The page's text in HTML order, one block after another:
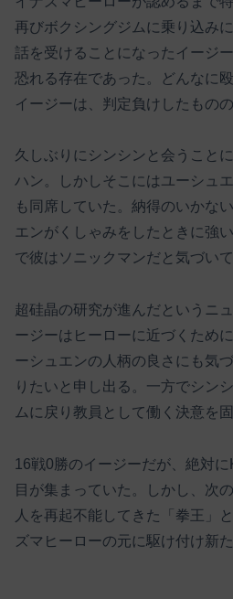
再びボクシングジムに乗り込み
話を受けることになったイージ
恐れる存在であった。どんなに
イージーは、判定負けしたもの
久しぶりにシンシンと会うこと
ハン。しかしそこにはユーシュ
も同席していた。納得のいかな
エンがくしゃみをしたときに強
で彼はソニックマンだと気づいて
超硅晶の研究が進んだというニ
ージーはヒーローに近づくため
ーシュエンの人柄の良さにも気
りたいと申し出る。一方でシン
ムに戻り教員として働く決意を固
16戦0勝のイージーだが、絶対
目が集まっていた。しかし、次
人を再起不能してきた「拳王」
ズマヒーローの元に駆け付け新